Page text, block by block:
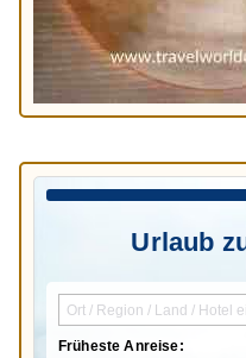
Urlaub
Früheste Anreise: